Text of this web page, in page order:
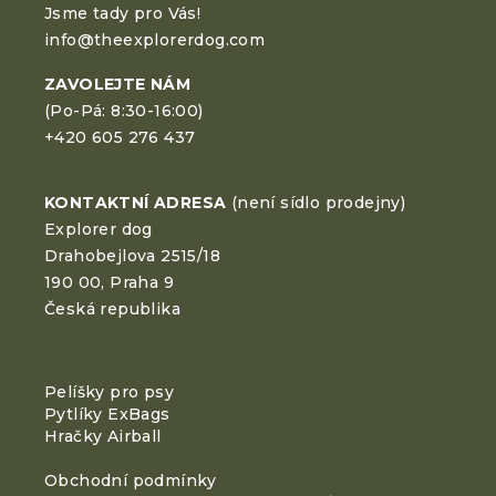
Jsme tady pro Vás!
info@theexplorerdog.com
ZAVOLEJTE NÁM
(Po-Pá: 8:30-16:00)
+420 605 276 437
KONTAKTNÍ ADRESA (není sídlo prodejny)
Explorer dog
Drahobejlova 2515/18
190 00, Praha 9
Česká republika
Pelíšky pro psy
Pytlíky ExBags
Hračky Airball
Obchodní podmínky